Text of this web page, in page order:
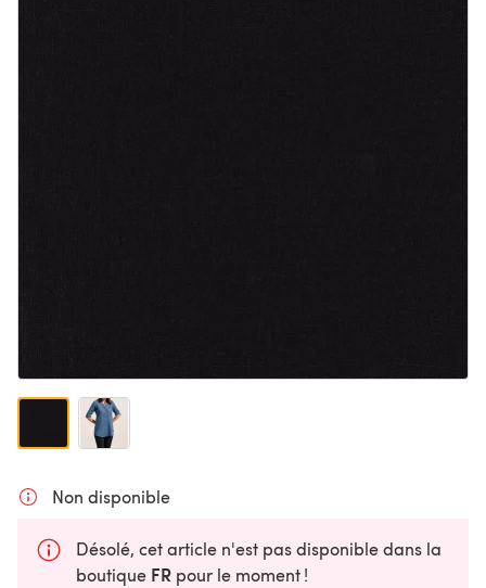
Non disponible
Désolé, cet article n'est pas disponible dans la
boutique FR pour le moment !